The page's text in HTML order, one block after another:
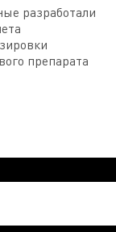
разработали
препарата